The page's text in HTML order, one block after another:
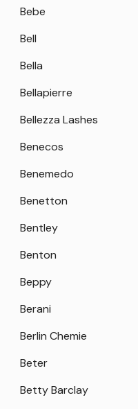
Bebe
Bell
Bella
Bellapierre
Bellezza Lashes
Benecos
Benemedo
Benetton
Bentley
Benton
Beppy
Berani
Berlin Chemie
Beter
Betty Barclay